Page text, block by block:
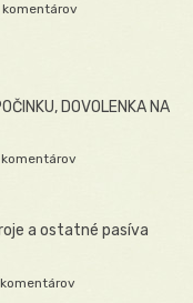
komentárov
DOVOLENKA NA
komentárov
a ostatné pasíva